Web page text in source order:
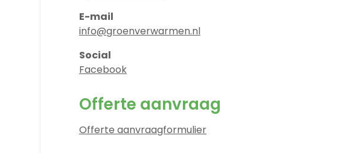
E-mail
info@groenverwarmen.nl
Social
Facebook
Offerte aanvraag
Offerte aanvraagformulier